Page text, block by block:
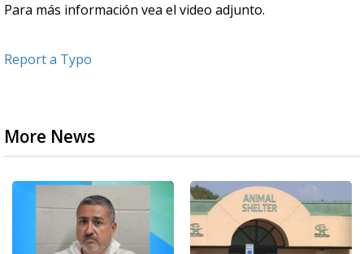
Para más información vea el video adjunto.
Report a Typo
More News